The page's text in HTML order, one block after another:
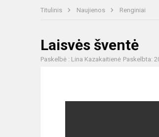
Titulinis Naujienos Renginiai
Laisvės šventė
Paskelbė : Lina Kazakaitienė Paskelbta: